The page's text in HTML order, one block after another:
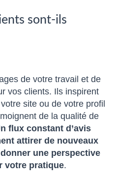
sont-ils
de votre travail et de
vos clients. Ils inspirent
site ou de votre profil
de la qualité de
flux constant d’avis
attirer de nouveaux
une perspective
votre pratique.